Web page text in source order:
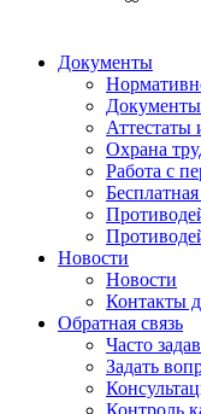
Документы
Аттестаты
Охрана
Работа с
Новости
Новости
Контакты
Обратная связь
Часто
Задать
Контроль